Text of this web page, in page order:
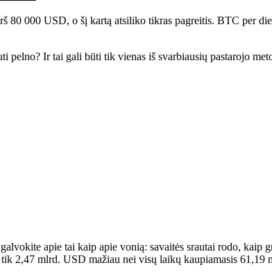
80 000 USD, o šį kartą atsiliko tikras pagreitis. BTC per
Ir tai gali būti tik vienas iš svarbiausių pastarojo
apie tai kaip apie vonią: savaitės srautai rodo, kaip
mlrd. USD mažiau nei visų laikų kaupiamasis 61,19